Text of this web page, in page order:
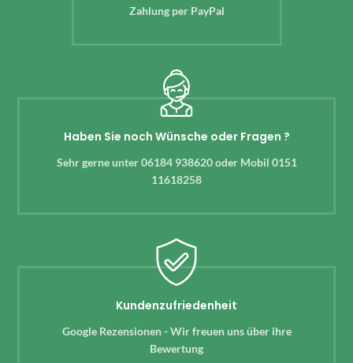
Zahlung per PayPal
Haben Sie noch Wünsche oder Fragen ?
Sehr gerne unter 06184 938620 oder Mobil 0151
11618258
Kundenzufriedenheit
Google Rezensionen - Wir freuen uns über ihre
Bewertung